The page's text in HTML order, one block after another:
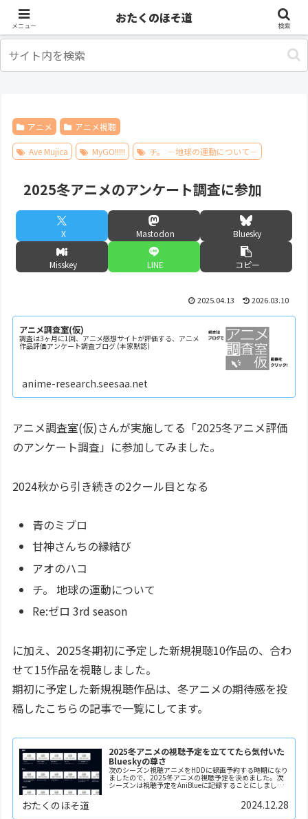
アニメ アニメ視聴
Ave Mujica MyGO!!!!! チ。 ―地球の運動について―
2025冬アニメのアンケート調査に参加
X Mastodon Bluesky
Misskey LINE コピー
2025.04.13 2026.03.10
アニメ調査室(仮)
調査は3ヶ月に1回、アニメ感想サイトが評価する、アニメ
作品評価アンケート調査ブログ (本家黙認)
anime-research.seesaa.net
アニメ調査室(仮)さんが実施してる「2025冬アニメ評価
のアンケート調査」に参加してみました。
2024秋から引き続きの2クール目となる
青のミブロ
甘神さんちの縁結び
アオのハコ
チ。 地球の運動について
Re:ゼロ 3rd season
に加え、2025冬期初に予定した新規視聴10作品の、合わ
せて15作品を視聴しました。
期初に予定した新規視聴作品は、冬アニメの期待感を投
稿したこちらの記事で一覧にしてます。
2025冬アニメの視聴予定を立ててたら気付いた
Blueskyの尊さ
次のシーズン視聴アニメをHDDに録画予約する時期になり
ましたので、2025冬アニメの視聴予定を決めました。次
シーズンは視聴予定をAniBlueに記録することにしまし
おたくのほそ道 2024.12.28
メニュー
おたくのほそ道
検索